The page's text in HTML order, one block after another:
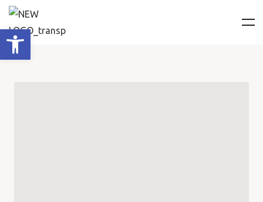
Ανοίξτε τη γραμμή εργαλείων